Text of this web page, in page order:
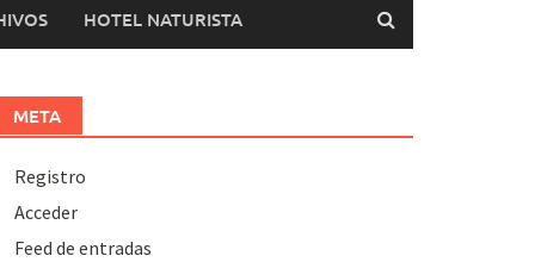
HOTEL NATURISTA
META
Registro
Acceder
Feed de entradas